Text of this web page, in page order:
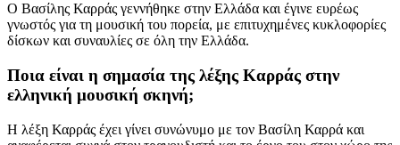
Ο Βασίλης Καρράς γεννήθηκε στην Ελλάδα και έγινε ευρέως
γνωστός για τη μουσική του πορεία, με επιτυχημένες κυκλοφορίες
δίσκων και συναυλίες σε όλη την Ελλάδα.
Ποια είναι η σημασία της λέξης Καρράς στην
ελληνική μουσική σκηνή;
Η λέξη Καρράς έχει γίνει συνώνυμο με τον Βασίλη Καρρά και